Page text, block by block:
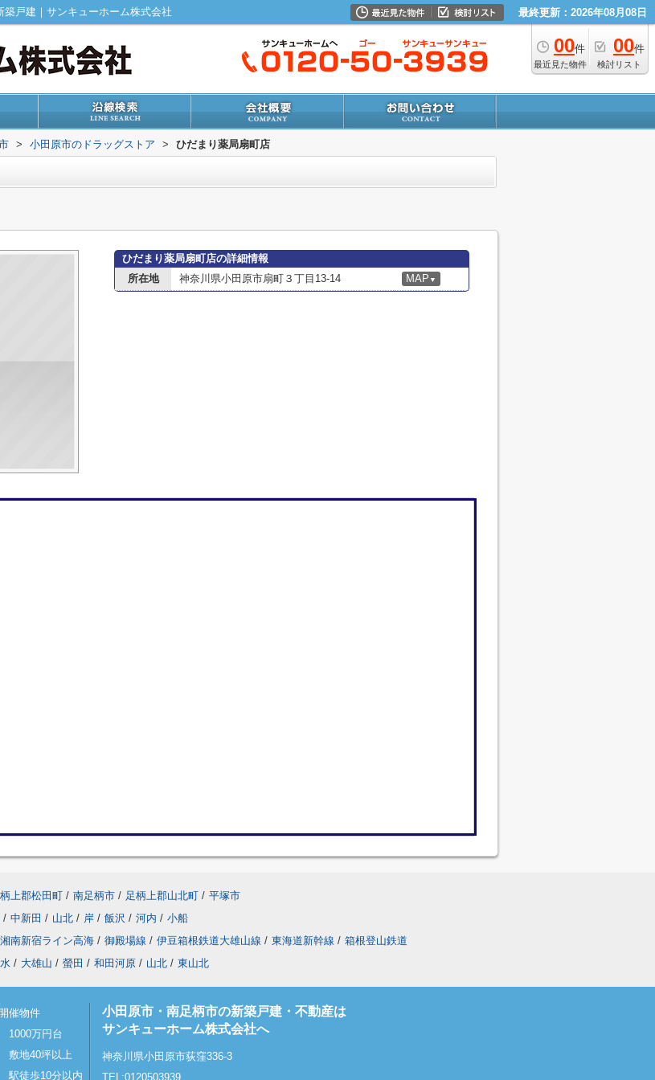
戸建｜サンキューホーム株式会社 最終更新：2026年08月08日
00件
最近見た物件
00件
検討リスト
> 小田原市のドラッグストア > ひだまり薬局扇町店
ひだまり薬局扇町店の詳細情報
所在地
神奈川県小田原市扇町３丁目13-14 MAP ▼
上郡松田町 / 南足柄市 / 足柄上郡山北町 / 平塚市
/ 中新田 / 山北 / 岸 / 飯沢 / 河内 / 小船
湘南新宿ライン高海 / 御殿場線 / 伊豆箱根鉄道大雄山線 / 東海道新幹線 / 箱根登山鉄道
/ 大雄山 / 螢田 / 和田河原 / 山北 / 東山北
催物件
1000万円台
敷地40坪以上
駅徒歩10分以内
小田原市・南足柄市の新築戸建・不動産は
サンキューホーム株式会社へ
神奈川県小田原市荻窪336-3
TEL:0120503939